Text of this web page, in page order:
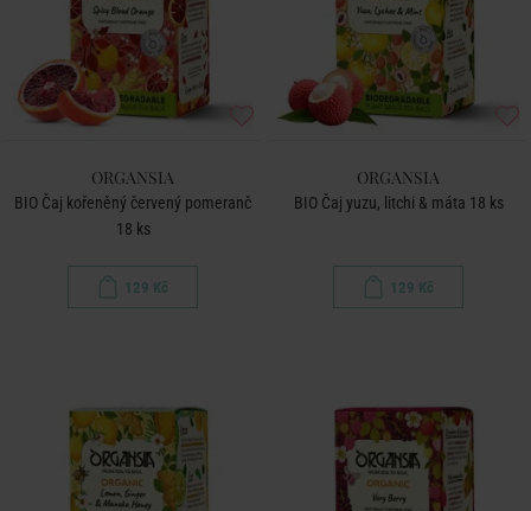
ORGANSIA
BIO Čaj kořeněný červený pomeranč
18 ks
129 Kč
ORGANSIA
BIO Čaj yuzu, litchi & máta 18 ks
129 Kč